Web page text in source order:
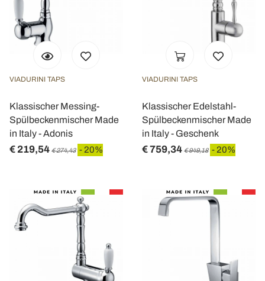
VIADURINI TAPS
Klassischer Messing-
Spülbeckenmischer Made
in Italy - Adonis
€ 219,54 € 274,43 - 20%
VIADURINI TAPS
Klassischer Edelstahl-
Spülbeckenmischer Made
in Italy - Geschenk
€ 759,34 € 949,18 - 20%